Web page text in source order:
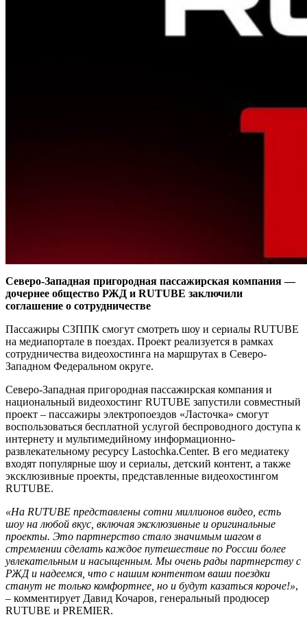
Северо-Западная пригородная пассажирская компания —
дочернее общество РЖД и RUTUBE заключили
соглашение о сотрудничестве
Пассажиры СЗППК смогут смотреть шоу и сериалы RUTUBE
на медиапортале в поездах. Проект реализуется в рамках
сотрудничества видеохостинга на маршрутах в Северо-
Западном Федеральном округе.
Северо-Западная пригородная пассажирская компания и
национальный видеохостинг RUTUBE запустили совместный
проект – пассажиры электропоездов «Ласточка» смогут
воспользоваться бесплатной услугой беспроводного доступа к
интернету и мультимедийному информационно-
развлекательному ресурсу Lastochka.Center. В его медиатеку
входят популярные шоу и сериалы, детский контент, а также
эксклюзивные проекты, представленные видеохостингом
RUTUBE.
«На RUTUBE представлены сотни миллионов видео, есть
шоу на любой вкус, включая эксклюзивные и оригинальные
проекты. Это партнерство стало значимым шагом в
стремлении сделать каждое путешествие по России более
увлекательным и насыщенным. Мы очень рады партнерству с
РЖД и надеемся, что с нашим контентом ваши поездки
станут не только комфортнее, но и будут казаться короче!»,
– комментирует Давид Кочаров, генеральный продюсер
RUTUBE и PREMIER.